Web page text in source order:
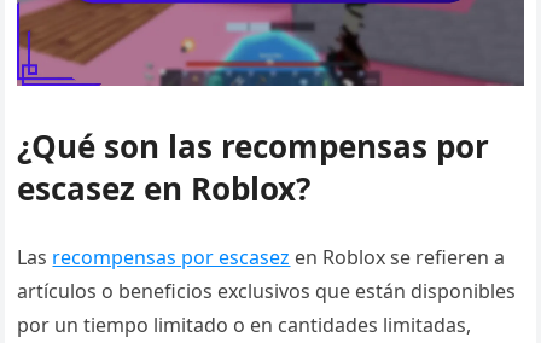
¿Qué son las recompensas por
escasez en Roblox?
Las recompensas por escasez en Roblox se refieren a
artículos o beneficios exclusivos que están disponibles
por un tiempo limitado o en cantidades limitadas,